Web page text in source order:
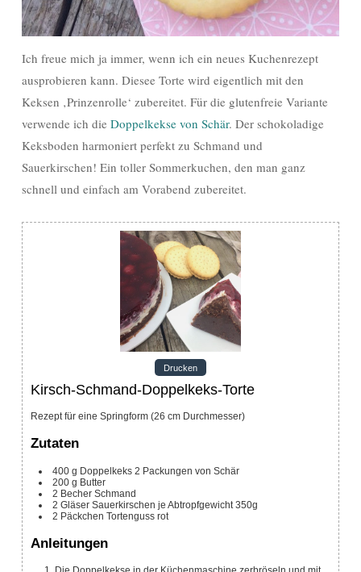
Ich freue mich ja immer, wenn ich ein neues Kuchenrezept
ausprobieren kann. Diesee Torte wird eigentlich mit den
Keksen ‚Prinzenrolle‘ zubereitet. Für die glutenfreie Variante
verwende ich die Doppelkekse von Schär. Der schokoladige
Keksboden harmoniert perfekt zu Schmand und
Sauerkirschen! Ein toller Sommerkuchen, den man ganz
schnell und einfach am Vorabend zubereitet.
Drucken
Kirsch-Schmand-Doppelkeks-Torte
Rezept für eine Springform (26 cm Durchmesser)
Zutaten
400 g Doppelkeks 2 Packungen von Schär
200 g Butter
2 Becher Schmand
2 Gläser Sauerkirschen je Abtropfgewicht 350g
2 Päckchen Tortenguss rot
Anleitungen